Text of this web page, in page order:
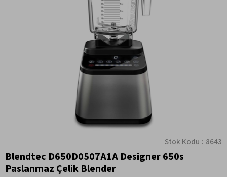
Stok Kodu 8643
Blendtec D650D0507A1A Designer 650s
Paslanmaz Çelik Blender